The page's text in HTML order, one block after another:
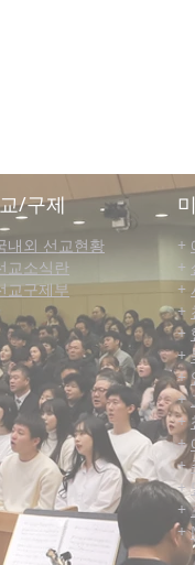
/구제
내외 선교현황
교소식란
교구제부
+
+
+
+
+
+
+
+
+
+
+
+
+
+